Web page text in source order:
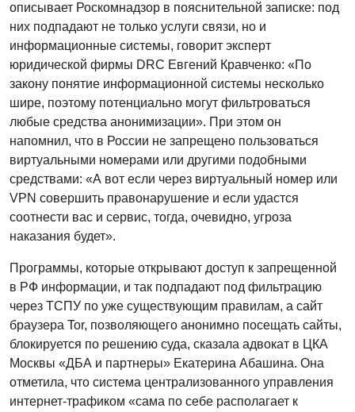
описывает Роскомнадзор в пояснительной записке: под
них подпадают не только услуги связи, но и
информационные системы, говорит эксперт
юридической фирмы DRC Евгений Кравченко: «По
закону понятие информационной системы несколько
шире, поэтому потенциально могут фильтроваться
любые средства анонимизации». При этом он
напомнил, что в России не запрещено пользоваться
виртуальными номерами или другими подобными
средствами: «А вот если через виртуальный номер или
VPN совершить правонарушение и если удастся
соотнести вас и сервис, тогда, очевидно, угроза
наказания будет».
Программы, которые открывают доступ к запрещенной
в РФ информации, и так подпадают под фильтрацию
через ТСПУ по уже существующим правилам, а сайт
браузера Tor, позволяющего анонимно посещать сайты,
блокируется по решению суда, сказала адвокат в ЦКА
Москвы «ДБА и партнеры» Екатерина Абашина. Она
отметила, что система централизованного управления
интернет-трафиком «сама по себе располагает к